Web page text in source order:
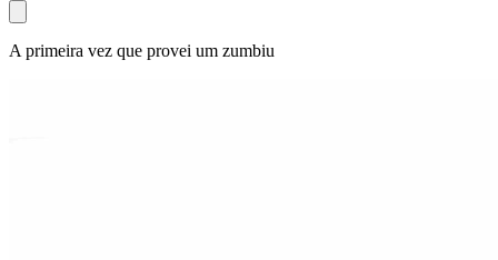
A primeira vez que provei um zumbiu